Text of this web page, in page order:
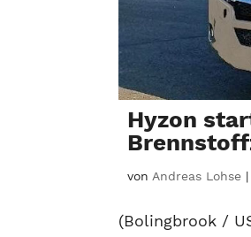
Hyzon
vonAndreas Lohse
(Bolingbrook /